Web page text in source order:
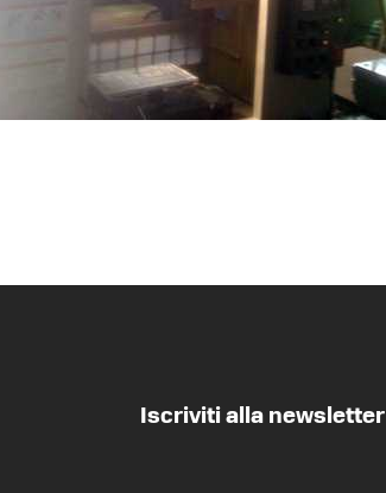
Iscriviti alla newsletter